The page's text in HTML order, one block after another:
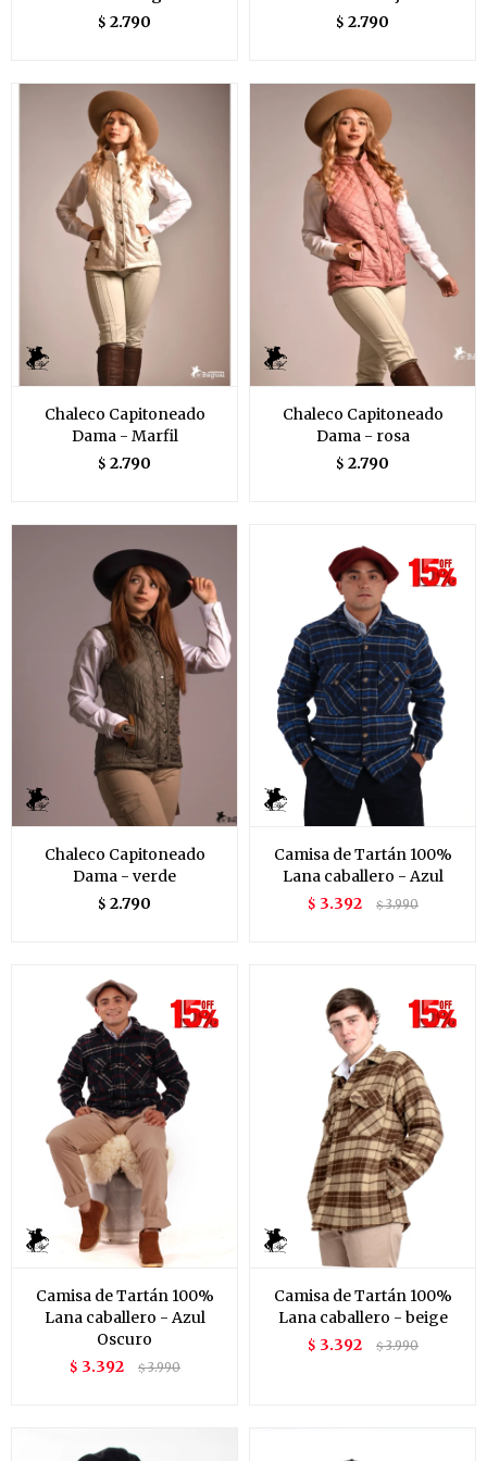
$ 2.790 $ 2.790
Chaleco Capitoneado
Dama - Marfil
$ 2.790
Chaleco Capitoneado
Dama - rosa
$ 2.790
Chaleco Capitoneado
Dama - verde
$ 2.790
Camisa de Tartán 100%
Lana caballero - Azul
$ 3.392 $3.990
Camisa de Tartán 100%
Lana caballero - Azul
Oscuro
$ 3.392 $3.990
Camisa de Tartán 100%
Lana caballero - beige
$ 3.392 $3.990